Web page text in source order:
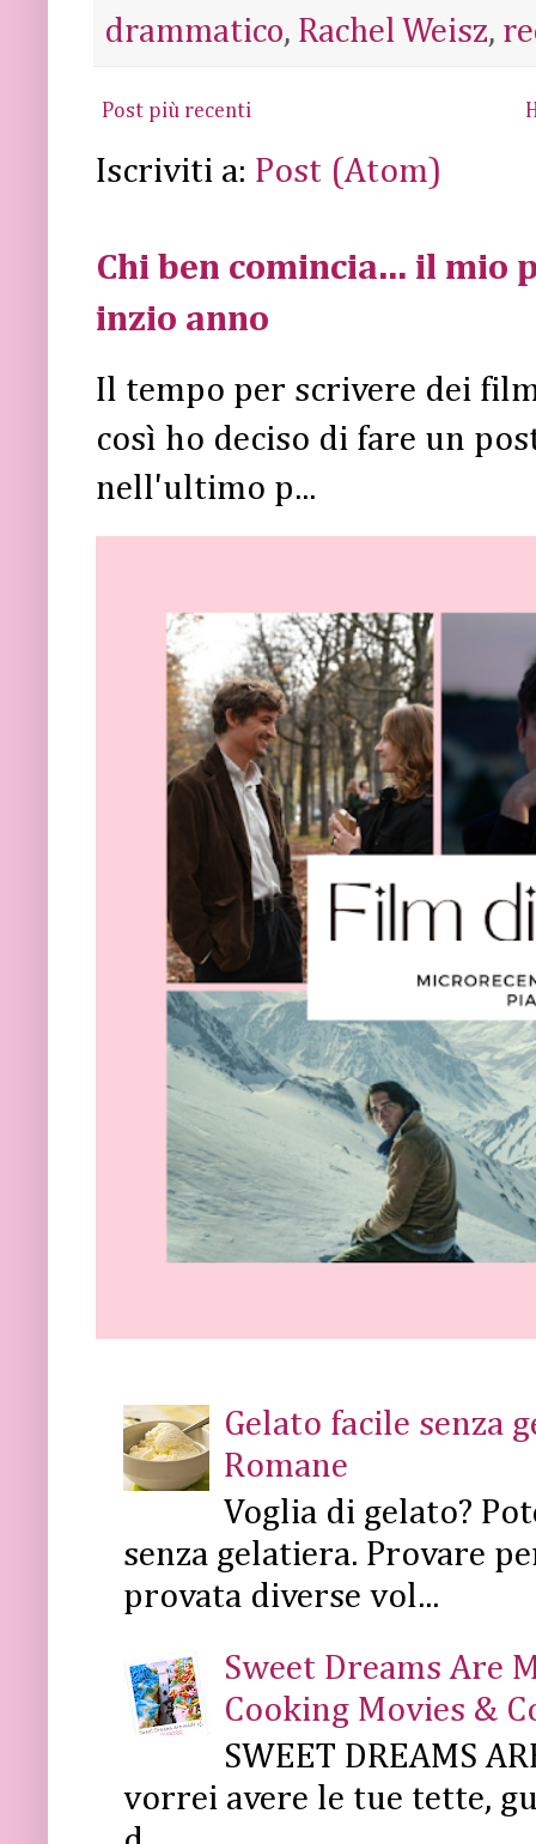
drammatico, Rachel Weisz,
Post più recenti
Iscriviti a: Post (Atom)
Chi ben comincia... il
inzio anno
Il tempo per scrivere dei
così ho deciso di fare un
nell'ultimo p...
Gelato facile senza
Romane
Voglia di gelato?
senza gelatiera. Provare
provata diverse vol...
Sweet Dreams Are
Cooking Movies &
SWEET DREAMS
vorrei avere le tue tette,